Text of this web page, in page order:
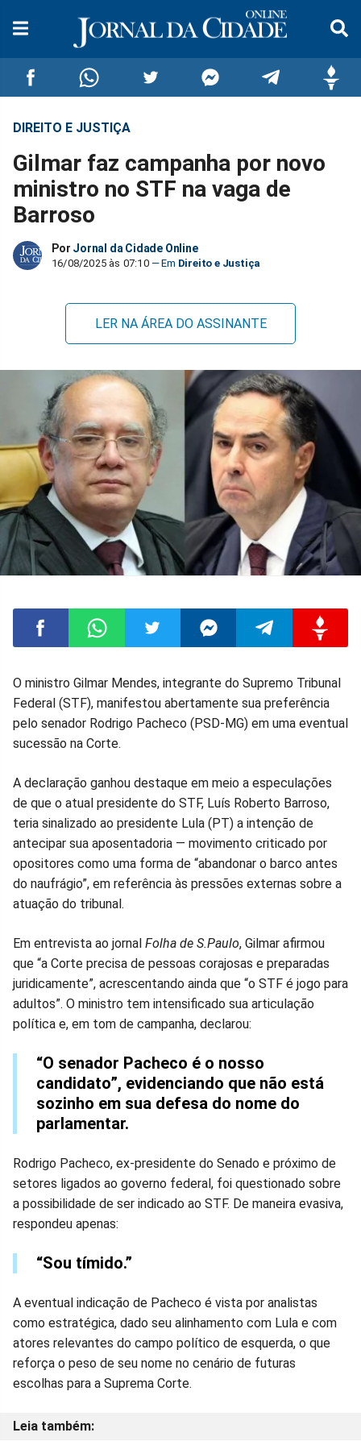
Compartilhar
no
Facebook
Compartilhar
no
Whatsapp
Compartilhar
no
no
no
no
DIREITO E JUSTIÇA
Gilmar faz campanha por novo
ministro no STF na vaga de
Barroso
Por Jornal da Cidade Online
16/08/2025 às 07:10 Direito e Justiça
LER NA ÁREA DO ASSINANTE
Compartilhar
no
Compartilhar
no
Compartilhar
no
Compartilhar
no
Compartilhar
no
no
O ministro Gilmar Mendes, integrante do Supremo Tribunal
Federal (STF), manifestou abertamente sua preferência
pelo senador Rodrigo Pacheco (PSD-MG) em uma eventual
sucessão na Corte.
A declaração ganhou destaque em meio a especulações
de que o atual presidente do STF, Luís Roberto Barroso,
teria sinalizado ao presidente Lula (PT) a intenção de
antecipar sua aposentadoria — movimento criticado por
opositores como uma forma de “abandonar o barco antes
do naufrágio”, em referência às pressões externas sobre a
atuação do tribunal.
Em entrevista ao jornal Folha de S.Paulo, Gilmar afirmou
que “a Corte precisa de pessoas corajosas e preparadas
juridicamente”, acrescentando ainda que “o STF é jogo para
adultos”. O ministro tem intensificado sua articulação
política e, em tom de campanha, declarou:
“O senador Pacheco é o nosso
candidato”, evidenciando que não está
sozinho em sua defesa do nome do
parlamentar.
Rodrigo Pacheco, ex-presidente do Senado e próximo de
setores ligados ao governo federal, foi questionado sobre
a possibilidade de ser indicado ao STF. De maneira evasiva,
respondeu apenas:
“Sou tímido.”
A eventual indicação de Pacheco é vista por analistas
como estratégica, dado seu alinhamento com Lula e com
atores relevantes do campo político de esquerda, o que
reforça o peso de seu nome no cenário de futuras
escolhas para a Suprema Corte.